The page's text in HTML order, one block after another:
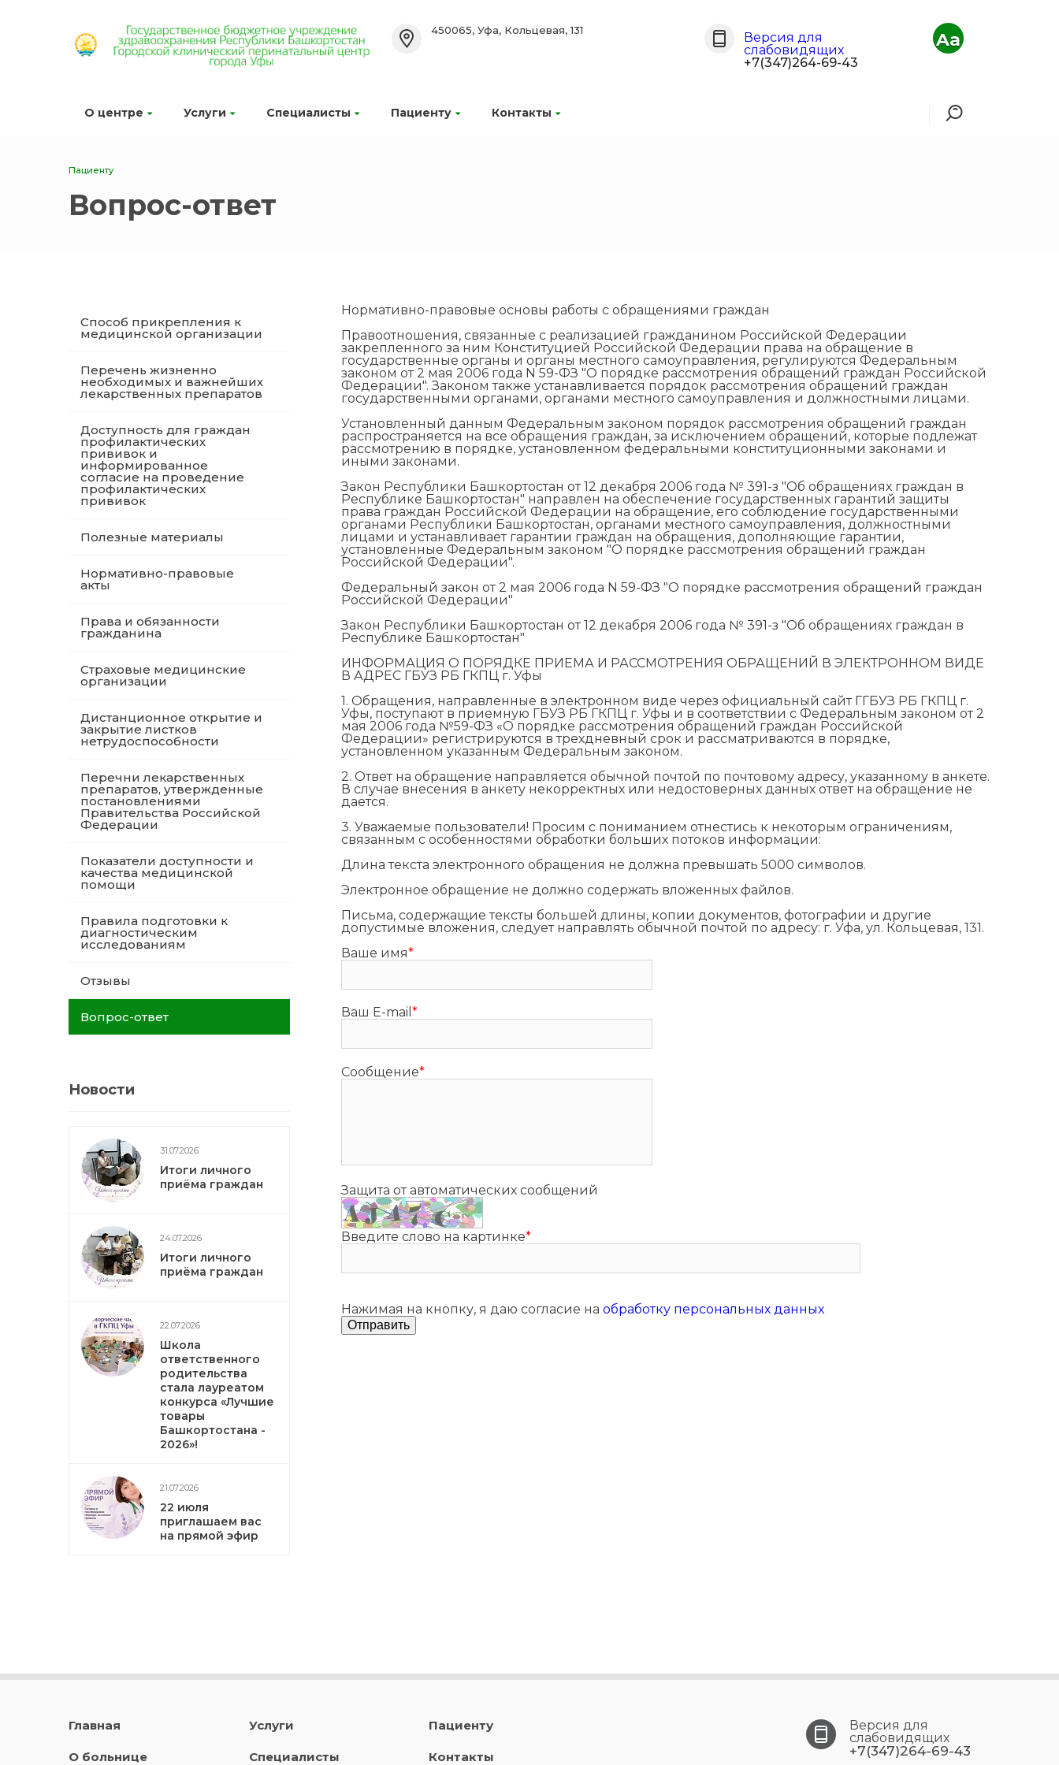
О центре Услуги Специалисты Пациенту Контакты
450065, Уфа, Кольцевая, 131
Версия для
слабовидящих
+7(347)264-69-43
Aa
Пациенту
Вопрос-ответ
Способ прикрепления к
медицинской организации
Перечень жизненно
необходимых и важнейших
лекарственных препаратов
Доступность для граждан
профилактических
прививок и
информированное
согласие на проведение
профилактических
прививок
Полезные материалы
Нормативно-правовые
акты
Права и обязанности
гражданина
Страховые медицинские
организации
Дистанционное открытие и
закрытие листков
нетрудоспособности
Перечни лекарственных
препаратов, утвержденные
постановлениями
Правительства Российской
Федерации
Показатели доступности и
качества медицинской
помощи
Правила подготовки к
диагностическим
исследованиям
Отзывы
Вопрос-ответ
Новости
31.07.2026
Итоги личного
приёма граждан
24.07.2026
Итоги личного
приёма граждан
22.07.2026
Школа
ответственного
родительства
стала лауреатом
конкурса «Лучшие
товары
Башкортостана -
2026»!
21.07.2026
22 июля
приглашаем вас
на прямой эфир
Нормативно-правовые основы работы с обращениями граждан
Правоотношения, связанные с реализацией гражданином Российской Федерации
закрепленного за ним Конституцией Российской Федерации права на обращение в
государственные органы и органы местного самоуправления, регулируются Федеральным
законом от 2 мая 2006 года N 59-ФЗ "О порядке рассмотрения обращений граждан Российской
Федерации". Законом также устанавливается порядок рассмотрения обращений граждан
государственными органами, органами местного самоуправления и должностными лицами.
Установленный данным Федеральным законом порядок рассмотрения обращений граждан
распространяется на все обращения граждан, за исключением обращений, которые подлежат
рассмотрению в порядке, установленном федеральными конституционными законами и
иными законами.
Закон Республики Башкортостан от 12 декабря 2006 года № 391-з "Об обращениях граждан в
Республике Башкортостан" направлен на обеспечение государственных гарантий защиты
права граждан Российской Федерации на обращение, его соблюдение государственными
органами Республики Башкортостан, органами местного самоуправления, должностными
лицами и устанавливает гарантии граждан на обращения, дополняющие гарантии,
установленные Федеральным законом "О порядке рассмотрения обращений граждан
Российской Федерации".
Федеральный закон от 2 мая 2006 года N 59-ФЗ "О порядке рассмотрения обращений граждан
Российской Федерации"
Закон Республики Башкортостан от 12 декабря 2006 года № 391-з "Об обращениях граждан в
Республике Башкортостан"
ИНФОРМАЦИЯ О ПОРЯДКЕ ПРИЕМА И РАССМОТРЕНИЯ ОБРАЩЕНИЙ В ЭЛЕКТРОННОМ ВИДЕ
В АДРЕС ГБУЗ РБ ГКПЦ г. Уфы
1. Обращения, направленные в электронном виде через официальный сайт ГГБУЗ РБ ГКПЦ г.
Уфы, поступают в приемную ГБУЗ РБ ГКПЦ г. Уфы и в соответствии с Федеральным законом от 2
мая 2006 года №59-ФЗ «О порядке рассмотрения обращений граждан Российской
Федерации» регистрируются в трехдневный срок и рассматриваются в порядке,
установленном указанным Федеральным законом.
2. Ответ на обращение направляется обычной почтой по почтовому адресу, указанному в анкете.
В случае внесения в анкету некорректных или недостоверных данных ответ на обращение не
дается.
3. Уважаемые пользователи! Просим с пониманием отнестись к некоторым ограничениям,
связанным с особенностями обработки больших потоков информации:
Длина текста электронного обращения не должна превышать 5000 символов.
Электронное обращение не должно содержать вложенных файлов.
Письма, содержащие тексты большей длины, копии документов, фотографии и другие
допустимые вложения, следует направлять обычной почтой по адресу: г. Уфа, ул. Кольцевая, 131.
Ваше имя*
Ваш E-mail *
Сообщение*
Защита от автоматических сообщений
Введите слово на картинке*
Нажимая на кнопку, я даю согласие на обработку персональных данных
Главная
О больнице
Услуги
Специалисты
Пациенту
Контакты
Версия для
слабовидящих
+7(347)264-69-43